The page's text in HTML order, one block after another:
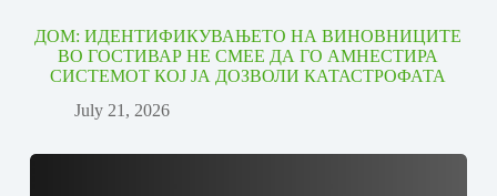
ДОМ: ИДЕНТИФИКУВАЊЕТО НА ВИНОВНИЦИТЕ
ВО ГОСТИВАР НЕ СМЕЕ ДА ГО АМНЕСТИРА
СИСТЕМОТ КОЈ ЈА ДОЗВОЛИ КАТАСТРОФАТА
July 21, 2026